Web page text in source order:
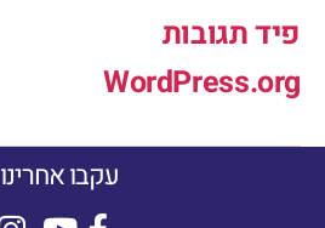
פיד תגובות
WordPress.org
עקבו אחרינו